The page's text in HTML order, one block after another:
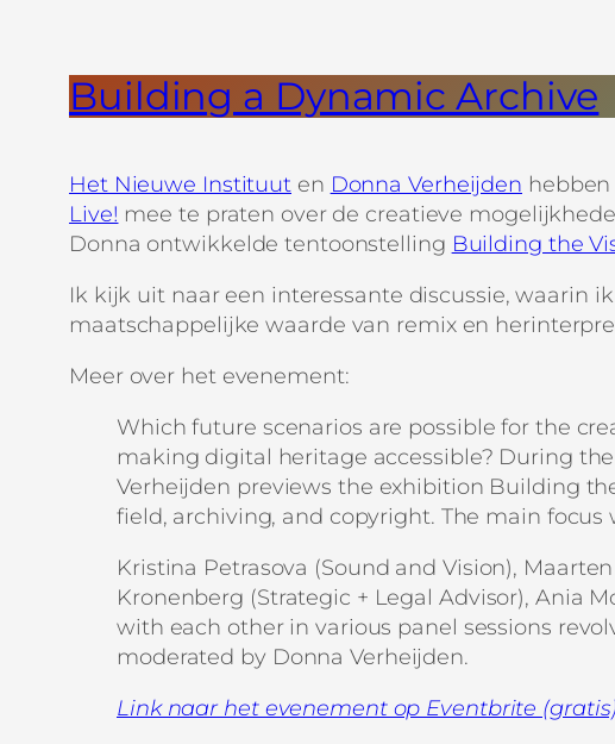
Building a Dynamic Archive
Het Nieuwe Instituut en Donna Verheijden
Live! mee te praten over de creatieve
Donna ontwikkelde tentoonstelling Building the
Ik kijk uit naar een interessante discussie, waarin
maatschappelijke waarde van remix en
Meer over het evenement:
Which future scenarios are possible for the
making digital heritage accessible? During
Verheijden previews the exhibition Building
field, archiving, and copyright. The main
Kristina Petrasova (Sound and Vision),
Kronenberg (Strategic + Legal Advisor), Ania
with each other in various panel sessions
moderated by Donna Verheijden.
Link naar het evenement op Eventbrite